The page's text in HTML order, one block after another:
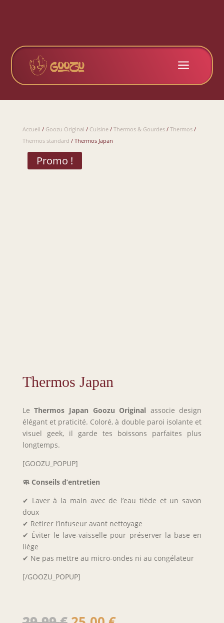
a
Accueil / Goozu Original / Cuisine/ Thermos & Gourdes/ Thermos/
Thermos standard / Thermos Japan
Promo !
Thermos Japan
LeThermos Japan Goozu Original associe design
élégant et praticité. Coloré, à double paroi isolante et
visuel geek, il garde tes boissons parfaites plus
longtemps.
[GOOZU_POPUP]
🧼 Conseils d’entretien
✔ Laver à la main avec de l’eau tiède et un savon
doux
✔ Retirer l’infuseur avant nettoyage
✔ Éviter le lave-vaisselle pour préserver la base en
liège
✔ Ne pas mettre au micro-ondes ni au congélateur
[/GOOZU_POPUP]